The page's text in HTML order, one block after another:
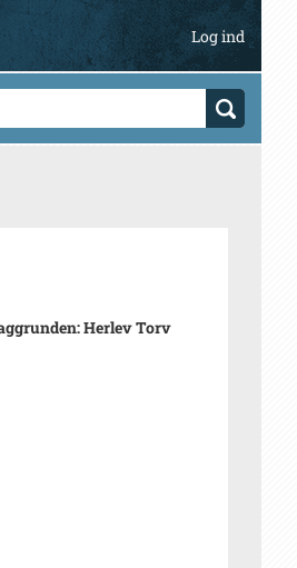
Log ind
Herlev Torv